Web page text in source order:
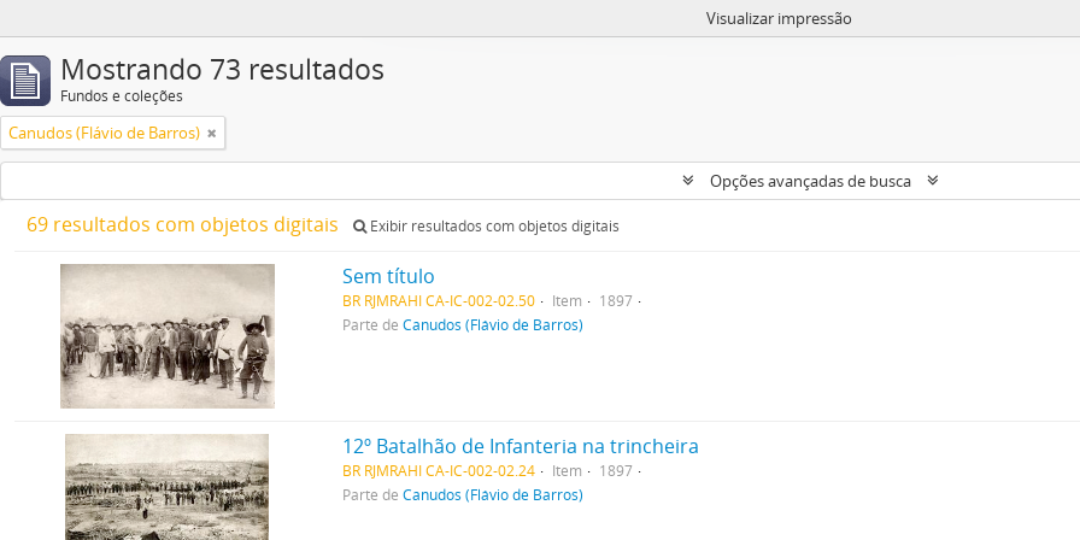
Visualizar impressão
Mostrando 73 resultados
Fundos e coleções
Canudos (Flávio de Barros)
Opções avançadas de busca
69 resultados com objetos digitais Exibir resultados com objetos digitais
Sem título
BR RJMRAHI CA-IC-002-02.50 Item
1897
Parte deCanudos (Flávio de Barros)
12º Batalhão de Infanteria na trincheira
BR RJMRAHI CA-IC-002-02.24 Item
1897
Parte deCanudos (Flávio de Barros)